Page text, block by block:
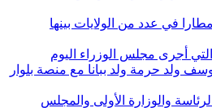
في عدد من الولايات بينها
التي أجرى مجلس الوزراء اليوم
ولد حرمة ولد ببانا مع منصة بلوار
والوزارة الأولى والمجلس